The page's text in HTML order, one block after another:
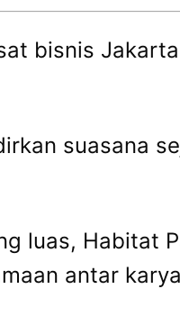
bisnis
suasana
luas, Habitat
antar